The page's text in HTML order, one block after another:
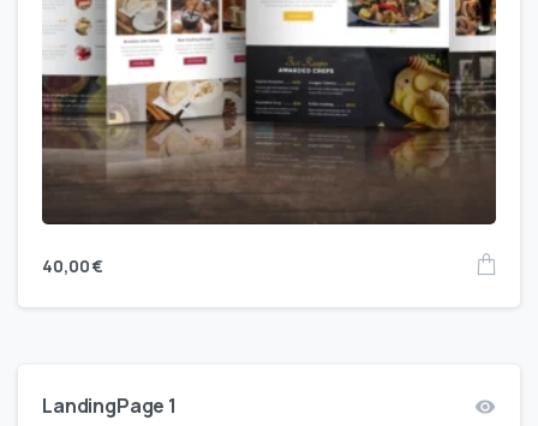
40,00€
LandingPage 1